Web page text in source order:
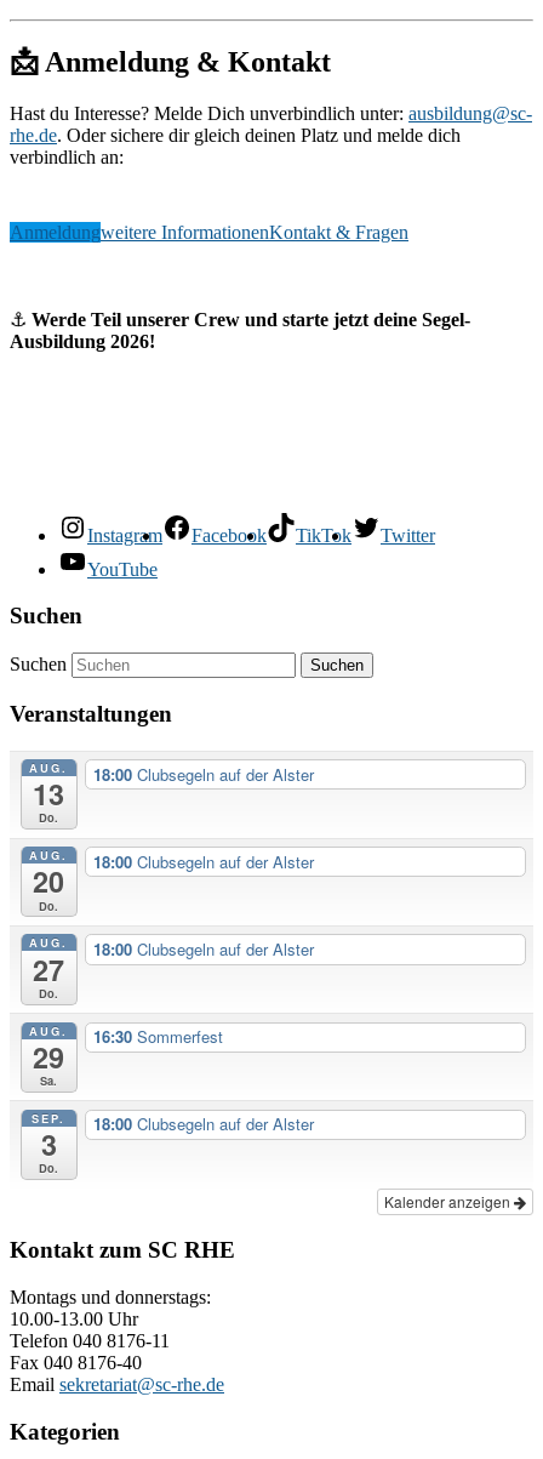
📩 Anmeldung & Kontakt
Hast du Interesse? Melde Dich unverbindlich unter: ausbildung@sc-
rhe.de. Oder sichere dir gleich deinen Platz und melde dich
verbindlich an:
Anmeldungweitere InformationenKontakt & Fragen
⚓ Werde Teil unserer Crew und starte jetzt deine Segel-
Ausbildung 2026!
Instagram Facebook TikTok
Twitter
YouTube
Suchen
Suchen
Veranstaltungen
AUG.
13
Do.
18:00 Clubsegeln auf der Alster
AUG.
20
Do.
18:00 Clubsegeln auf der Alster
AUG.
27
Do.
18:00 Clubsegeln auf der Alster
AUG.
29
Sa.
16:30 Sommerfest
SEP.
3
Do.
18:00 Clubsegeln auf der Alster
Kalender anzeigen
Kontakt zum SC RHE
Montags und donnerstags:
10.00-13.00 Uhr
Telefon 040 8176-11
Fax 040 8176-40
Email sekretariat@sc-rhe.de
Kategorien